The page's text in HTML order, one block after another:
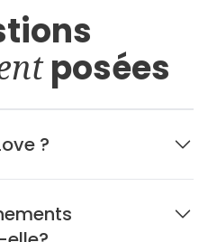
posées
?